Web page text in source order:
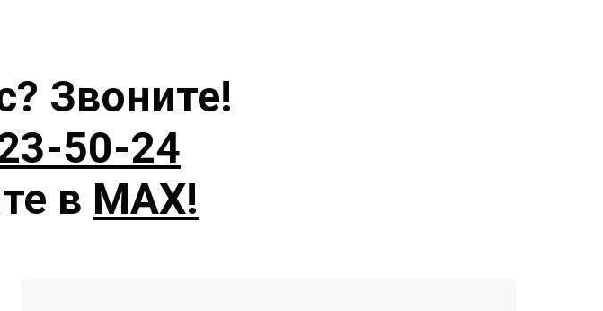
Звоните!
50-24
в MAX!